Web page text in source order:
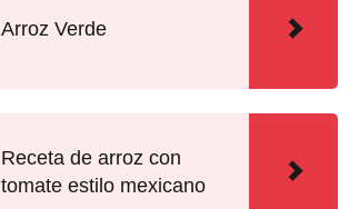
Arroz Verde
Receta de arroz con
tomate estilo mexicano